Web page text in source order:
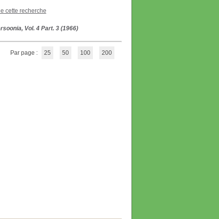
cette recherche
Vol. 4 Part. 3 (1966)
Par page : 25 50 100 200